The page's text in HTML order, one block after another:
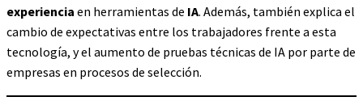
experiencia en herramientas de IA. Además, también explica el
cambio de expectativas entre los trabajadores frente a esta
tecnología, y el aumento de pruebas técnicas de IA por parte de
empresas en procesos de selección.